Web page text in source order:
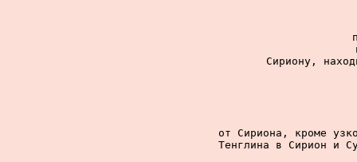
Сириону,
от Сириона, кроме
Тенглина в Сирион и